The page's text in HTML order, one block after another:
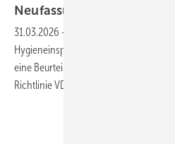
Neufassung VDI 6022 Blatt
31.03.2026 -
Hygieneinspektionen an
eine Beurteilung der Raumluftqualität
Richtlinie VDI 6022 Blatt 3